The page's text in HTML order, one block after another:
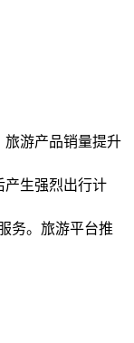
旅游产品销量提升
产生强烈出行计
务。旅游平台推